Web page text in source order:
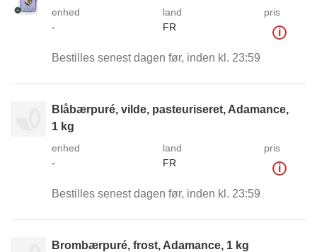
enhed
-
land
FR
pris
i
Bestilles senest dagen før, inden kl. 23:59
Blåbærpuré, vilde, pasteuriseret, Adamance,
1 kg
enhed
-
land
FR
pris
i
Bestilles senest dagen før, inden kl. 23:59
Brombærpuré, frost, Adamance, 1 kg